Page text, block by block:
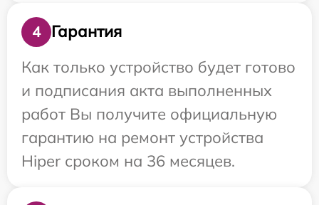
4
Гарантия
Как только устройство будет готово
и подписания акта выполненных
работ Вы получите официальную
гарантию на ремонт устройства
Hiper сроком на 36 месяцев.